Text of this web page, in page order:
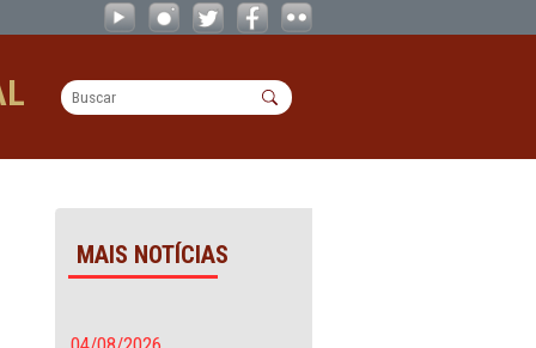
do Conselho Tutelar -
do Conselho Tutelar